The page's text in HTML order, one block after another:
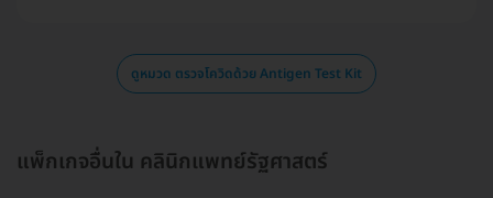
ดูหมวด ตรวจโควิดด้วย Antigen Test Kit
แพ็กเกจอื่นใน คลินิกแพทย์รัฐศาสตร์